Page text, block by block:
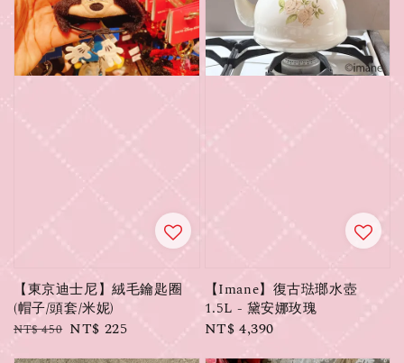
【東京迪士尼】絨毛鑰匙圈
(帽子/頭套/米妮)
Regular
NT$ 450 Sale
NT$ 225
【Imane】復古琺瑯水壺
1.5L - 黛安娜玫瑰
Regular
NT$ 4,390